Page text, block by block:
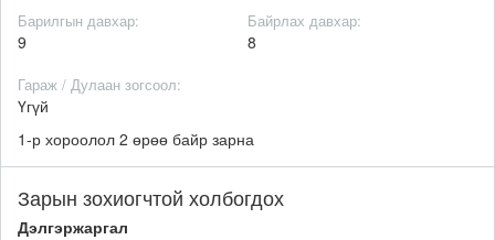
Барилгын давхар:
9
Байрлах давхар:
8
Гараж / Дулаан зогсоол:
Үгүй
1-р хороолол 2 өрөө байр зарна
Зарын зохиогчтой холбогдох
Дэлгэржаргал